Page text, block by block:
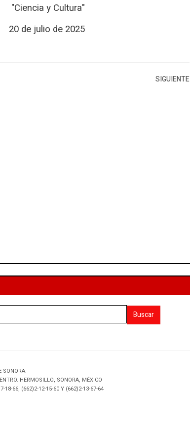
2025
SIGUIENTE
Buscar
SONORA.
HERMOSILLO, SONORA, MÉXICO
18-66, (662)2-12-15-60 Y (662)2-13-67-64